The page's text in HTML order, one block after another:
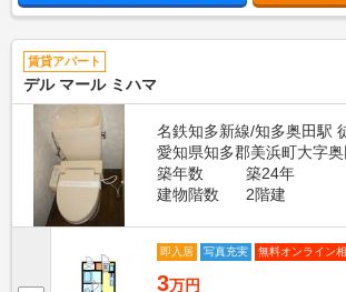
賃貸アパート
デル マール ミハマ
名鉄知多新線/知多奥田駅
愛知県知多郡美浜町大字
築年数
築24年
建物階数
2階建
即入居 写真充実 無料オンライン
3万円